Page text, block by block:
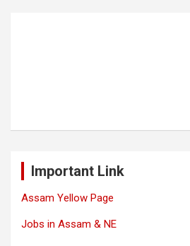
Important Link
Assam Yellow Page
Jobs in Assam & NE